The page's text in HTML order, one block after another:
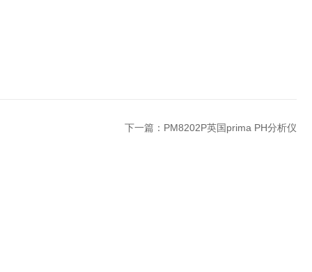
下一篇： PM8202P英国prima PH分析仪